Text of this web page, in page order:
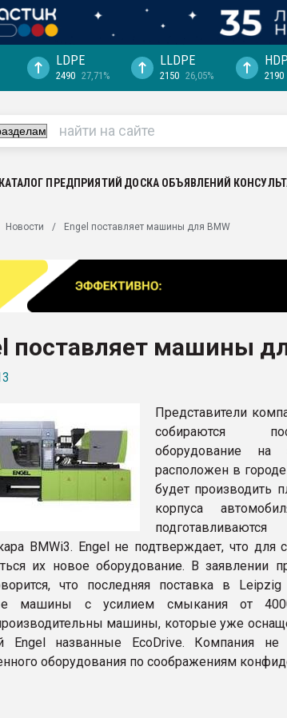
"Ижевскому
машины:
выходит на
рынке
ПЭТ
НА ФОРУМ
LDPE
2490 27,71%
LLDPE
2150 26,05% 2190
КАТАЛОГ ПРЕДПРИЯТИЙ ДОСКА ОБЪЯВЛЕНИЙ
Новости Engel поставляет машины для BMW
поставляет машины
Представители
собираются
оборудование на
расположен в
будет производить
корпуса
BMWi3. Engel не подтверждает, что для
их новое оборудование. В заявлении
что последняя поставка в
машины с усилием смыкания от
машины, которые уже
Engel названные EcoDrive. Компания не
оборудования по соображениям